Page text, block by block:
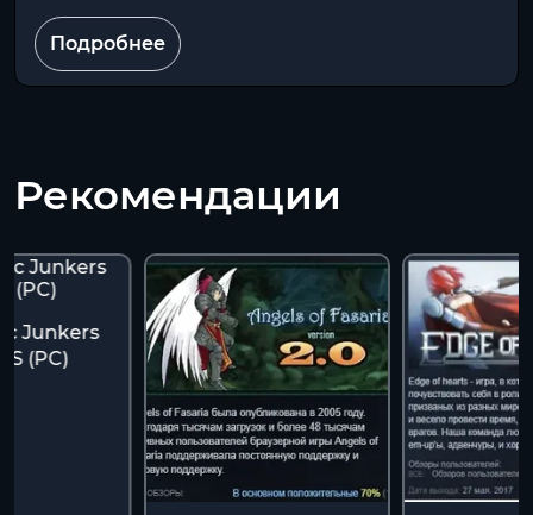
Подробнее
Рекомендации
Junkers
(PC)